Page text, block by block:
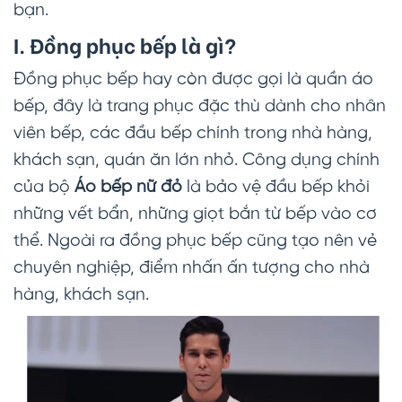
bạn.
I. Đồng phục bếp là gì?
Đồng phục bếp hay còn được gọi là quần áo
bếp, đây là trang phục đặc thù dành cho nhân
viên bếp, các đầu bếp chính trong nhà hàng,
khách sạn, quán ăn lớn nhỏ. Công dụng chính
của bộ Áo bếp nữ đỏ là bảo vệ đầu bếp khỏi
những vết bẩn, những giọt bắn từ bếp vào cơ
thể. Ngoài ra đồng phục bếp cũng tạo nên vẻ
chuyên nghiệp, điểm nhấn ấn tượng cho nhà
hàng, khách sạn.